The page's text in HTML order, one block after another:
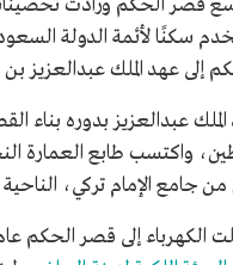
قصر الحكم وزادت
سكنًا لأئمة الدولة
إلى عهد الملك عبدالعزيز
واكتسب طابع العمارة
جامع الإمام تركي،